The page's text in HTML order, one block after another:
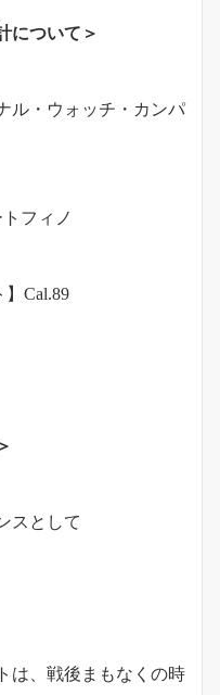
について＞
ル・ウォッチ・カンパ
トフィノ
】Cal.89
スとして
は、戦後まもなくの時